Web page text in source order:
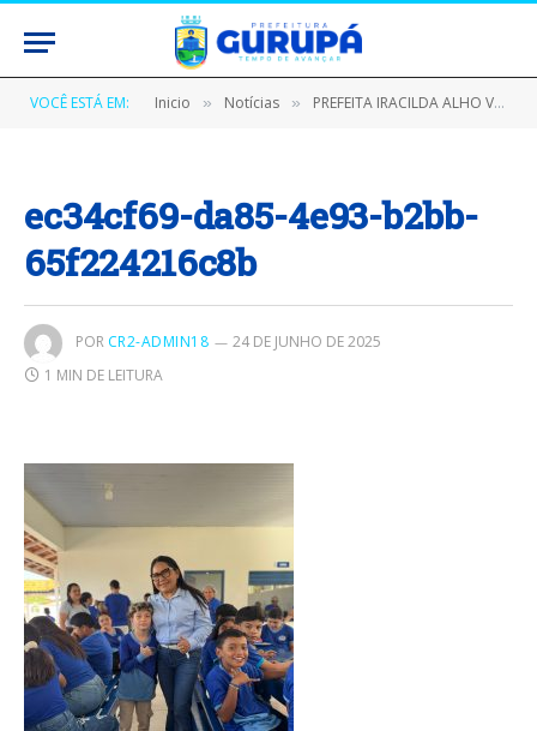
VOCÊ ESTÁ EM: Inicio » Notícias » PREFEITA IRACILDA ALHO VISITA UNIDADE DE ENSINO E ACOMPANHA ALIMENTAÇÃO ESCOLAR DOS ALUNOS
ec34cf69-da85-4e93-b2bb-
65f224216c8b
POR CR2-ADMIN18
24 DE JUNHO DE 2025
1 MIN DE LEITURA